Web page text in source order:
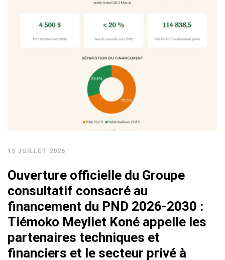
15 JUILLET 2026
Ouverture officielle du Groupe
consultatif consacré au
financement du PND 2026-2030 :
Tiémoko Meyliet Koné appelle les
partenaires techniques et
financiers et le secteur privé à